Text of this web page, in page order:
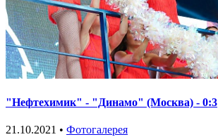
"Нефтехимик" - "Динамо" (Москва) - 0:3
21.10.2021 • Фотогалерея